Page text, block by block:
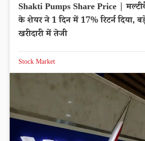
Shakti Pumps Share Price |
के शेयर ने 1 दिन में 17% रिटर्न दिया,
खरीदारी में तेजी
Stock Market